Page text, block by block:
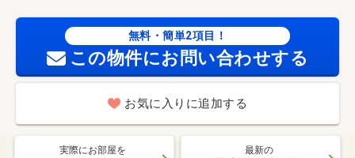
無料・簡単2項目！
この物件にお問い合わせする
お気に入りに追加する
実際にお部屋を 最新の